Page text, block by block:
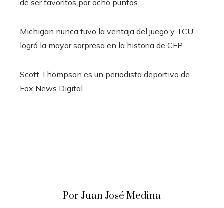
de ser favoritos por ocho puntos.
Michigan nunca tuvo la ventaja del juego y TCU
logró la mayor sorpresa en la historia de CFP.
Scott Thompson es un periodista deportivo de
Fox News Digital.
Por Juan José Medina